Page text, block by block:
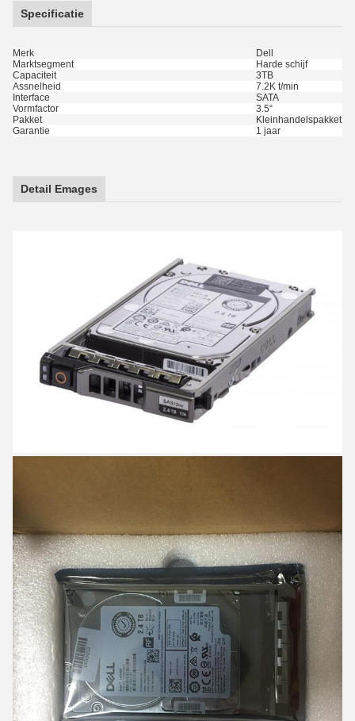
Specificatie
Merk
Dell
Marktsegment
Harde schijf
Capaciteit
3TB
Assnelheid
7.2K t/min
Interface
SATA
Vormfactor
3.5“
Pakket
Kleinhandelspakket of
Garantie
1 jaar
Detail Emages